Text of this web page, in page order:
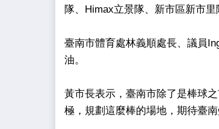
隊、Himax立景隊、新市區新市
臺南市體育處林義順處長、議員
油。
黃市長表示，臺南市除了是棒球
極，規劃這麼棒的場地，期待臺